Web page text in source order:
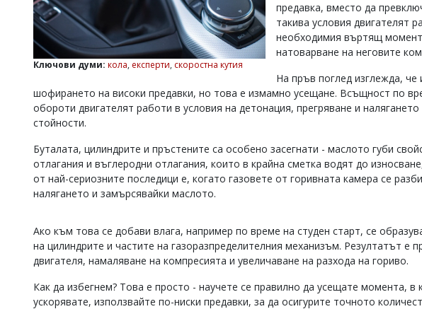
Касабова,
k.kassabova@flagman.bg
Главен
редактор:
Колев,
office@flagman.bg
Коментарите
статиите
въвеждат
редакцията
отговорност
Ключови думи: кола, експерти, скоростна кутия
предавка, вместо да
такива условия двигателят
необходимия въртящ
натоварване на неговите
На пръв поглед изглежда,
шофирането на високи предавки, но това е измамно усещане. Всъщност по
обороти двигателят работи в условия на детонация, прегряване и
стойности.
Буталата, цилиндрите и пръстените са особено засегнати - маслото губи
отлагания и въглеродни отлагания, които в крайна сметка водят до
от най-сериозните последици е, когато газовете от горивната камера се
налягането и замърсявайки маслото.
Ако към това се добави влага, например по време на студен старт, се
на цилиндрите и частите на газоразпределителния механизъм. Резултатът е
двигателя, намаляване на компресията и увеличаване на разхода на гориво.
Как да избегнем? Това е просто - научете се правилно да усещате момента, в
ускорявате, използвайте по-ниски предавки, за да осигурите точното